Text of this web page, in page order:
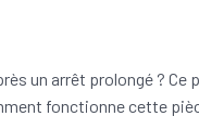
un arrêt prolongé ? Ce
fonctionne cette